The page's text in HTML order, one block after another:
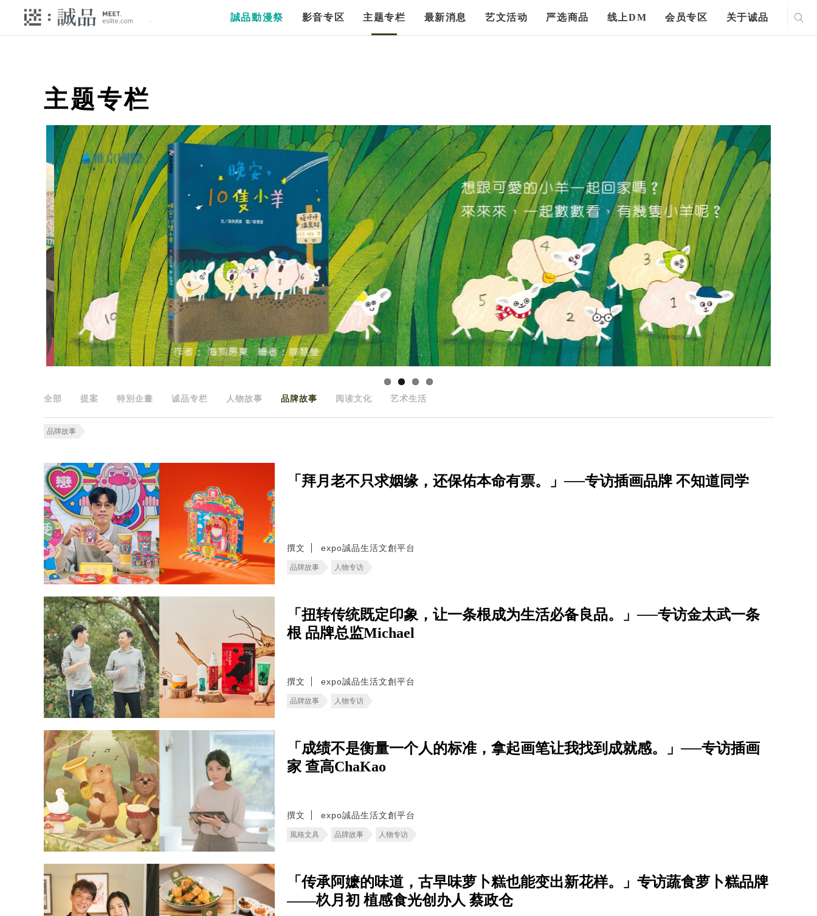
誠品動漫祭 影音专区 主题专栏 最新消息 艺文活动 严选商品 线上DM 会员专区 关于诚品
主题专栏
全部 提案 特別企畫 诚品专栏 人物故事 品牌故事 阅读文化 艺术生活
品牌故事
「拜月老不只求姻缘，还保佑本命有票。」──专访插画品牌 不知道同学
撰文 expo誠品生活文創平台
品牌故事 人物专访
「扭转传统既定印象，让一条根成为生活必备良品。」──专访金太武一条
根 品牌总监Michael
撰文 expo誠品生活文創平台
品牌故事 人物专访
「成绩不是衡量一个人的标准，拿起画笔让我找到成就感。」──专访插画
家 查高ChaKao
撰文 expo誠品生活文創平台
風格文具 品牌故事 人物专访
「传承阿嬷的味道，古早味萝卜糕也能变出新花样。」专访蔬食萝卜糕品牌
——杦月初 植感食光创办人 蔡政仓